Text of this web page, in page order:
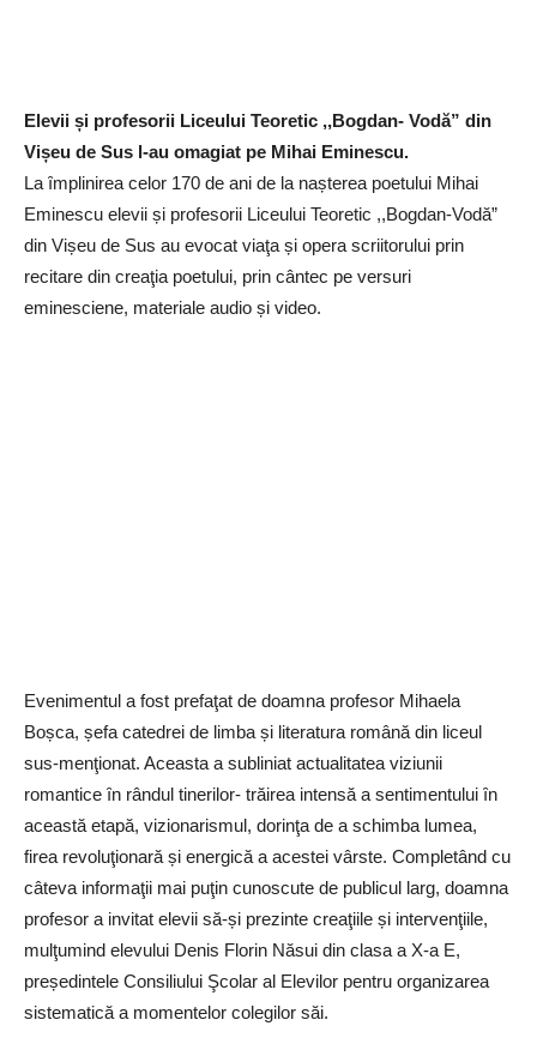
Elevii și profesorii Liceului Teoretic ,,Bogdan- Vodă” din
Vișeu de Sus l-au omagiat pe Mihai Eminescu.
La ȋmplinirea celor 170 de ani de la nașterea poetului Mihai
Eminescu elevii și profesorii Liceului Teoretic ,,Bogdan-Vodă”
din Vișeu de Sus au evocat viaţa și opera scriitorului prin
recitare din creaţia poetului, prin cântec pe versuri
eminesciene, materiale audio și video.
Evenimentul a fost prefaţat de doamna profesor Mihaela
Boșca, șefa catedrei de limba și literatura română din liceul
sus-menţionat. Aceasta a subliniat actualitatea viziunii
romantice ȋn rândul tinerilor- trăirea intensă a sentimentului ȋn
această etapă, vizionarismul, dorinţa de a schimba lumea,
firea revoluţionară și energică a acestei vârste. Completând cu
câteva informaţii mai puţin cunoscute de publicul larg, doamna
profesor a invitat elevii să-și prezinte creaţiile și intervenţiile,
mulţumind elevului Denis Florin Năsui din clasa a X-a E,
președintele Consiliului Şcolar al Elevilor pentru organizarea
sistematică a momentelor colegilor săi.